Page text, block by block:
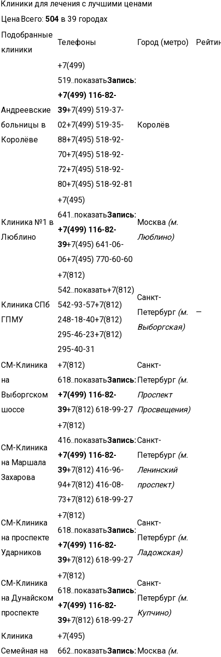
Клиники для лечения с лучшими ценами
ЦенаВсего: 504 в 39 городах
Подобранные
клиники
Телефоны Город (метро)
Андреевские
больницы в
Королёве
+7(499)
519..показатьЗапись:
+7(499) 116-82-
39+7(499) 519-37-
02+7(499) 519-35-
88+7(495) 518-92-
70+7(495) 518-92-
72+7(495) 518-92-
80+7(495) 518-92-81
Королёв
Клиника №1 в
Люблино
+7(495)
641..показатьЗапись:
+7(499) 116-82-
39+7(495) 641-06-
06+7(495) 770-60-60
Москва (м.
Люблино)
Клиника СПб
ГПМУ
+7(812)
542..показать+7(812)
542-93-57+7(812)
248-18-40+7(812)
295-46-23+7(812)
295-40-31
Санкт-
Петербург (м.
Выборгская)
—
СМ-Клиника
на
Выборгском
шоссе
+7(812)
618..показатьЗапись:
+7(499) 116-82-
39+7(812) 618-99-27
Санкт-
Петербург (м.
Проспект
Просвещения)
СМ-Клиника
на Маршала
Захарова
+7(812)
416..показатьЗапись:
+7(499) 116-82-
39+7(812) 416-96-
94+7(812) 416-08-
73+7(812) 618-99-27
Санкт-
Петербург (м.
Ленинский
проспект)
СМ-Клиника
на проспекте
Ударников
+7(812)
618..показатьЗапись:
+7(499) 116-82-
39+7(812) 618-99-27
Санкт-
Петербург (м.
Ладожская)
СМ-Клиника
на Дунайском
проспекте
+7(812)
618..показатьЗапись:
+7(499) 116-82-
39+7(812) 618-99-27
Санкт-
Петербург (м.
Купчино)
Клиника
Семейная на
+7(495)
662..показатьЗапись:Москва (м.